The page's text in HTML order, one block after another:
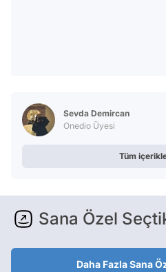
Sevda Demircan
Onedio Üyesi
Tüm
Sana Özel
Daha Fazla Sana